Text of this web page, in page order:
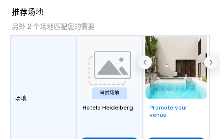
推荐场地
另外 2 个场地匹配您的需要
场地
当前场地
Hotelo Heidelberg
Promote your
venue